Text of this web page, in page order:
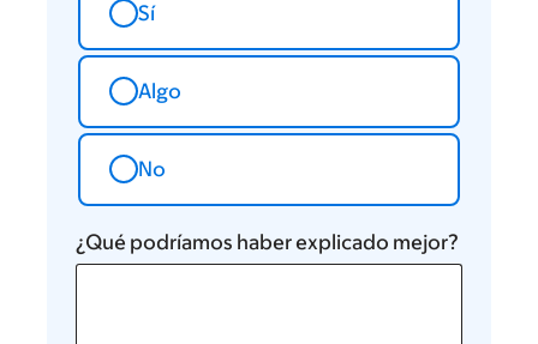
Sí
Algo
No
¿Qué podríamos haber explicado mejor?